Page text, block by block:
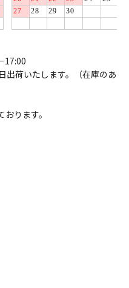
17:00
出荷いたします。（在庫のあ
ります。